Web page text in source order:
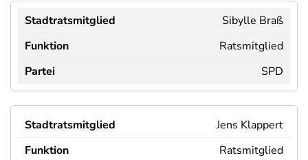
Sibylle Braß
Ratsmitglied
SPD
Jens Klappert
Ratsmitglied